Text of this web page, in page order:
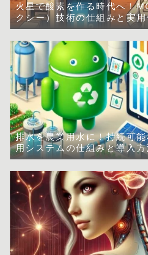
火星で酸素を作る時代へ！
クシー）技術の仕組みと実
排水を農業用水に！持続可能
用システムの仕組みと導入